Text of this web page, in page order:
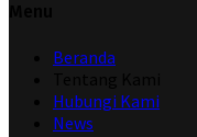
Beranda
Hubungi Kami
News